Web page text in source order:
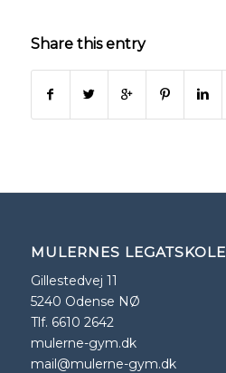
Share this entry
MULERNES LEGATSKOLE
Gillestedvej 11
5240 Odense NØ
Tlf. 6610 2642
mulerne-gym.dk
mail@mulerne-gym.dk